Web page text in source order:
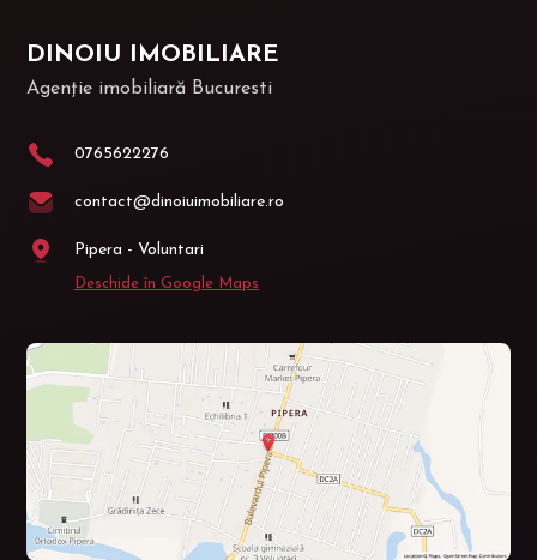
DINOIU IMOBILIARE
Agenție imobiliară Bucuresti
0765622276
contact@dinoiuimobiliare.ro
Pipera - Voluntari
Deschide în Google Maps